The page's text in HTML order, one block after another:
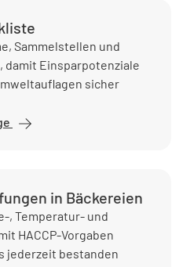
Sammelstellen und
Einsparpotenziale
sicher
in Bäckereien
, Temperatur- und
HACCP-Vorgaben
jederzeit bestanden